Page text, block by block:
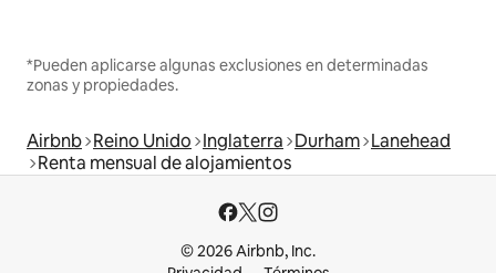
*Pueden aplicarse algunas exclusiones en determinadas
zonas y propiedades.
Airbnb Reino Unido Inglaterra Durham Lanehead
Renta mensual de alojamientos
© 2026 Airbnb, Inc.